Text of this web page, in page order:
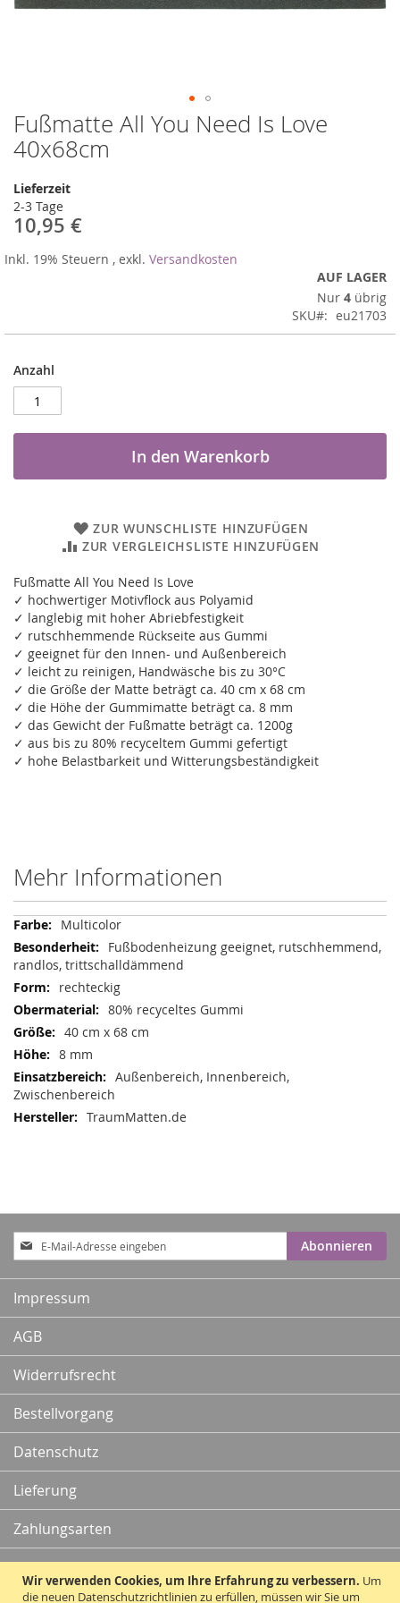
Wir verwenden Cookies, um Ihre Erfahrung zu verbessern. Um
die neuen Datenschutzrichtlinien zu erfüllen, müssen wir Sie um
Fußmatte All You Need Is Love
40x68cm
Lieferzeit
2-3 Tage
10,95 €
Inkl. 19% Steuern , exkl. Versandkosten
AUF LAGER
Nur 4 übrig
SKU
eu21703
Anzahl
In den Warenkorb
ZUR WUNSCHLISTE HINZUFÜGEN
ZUR VERGLEICHSLISTE HINZUFÜGEN
Fußmatte All You Need Is Love
✓ hochwertiger Motivflock aus Polyamid
✓ langlebig mit hoher Abriebfestigkeit
✓ rutschhemmende Rückseite aus Gummi
✓ geeignet für den Innen- und Außenbereich
✓ leicht zu reinigen, Handwäsche bis zu 30°C
✓ die Größe der Matte beträgt ca. 40 cm x 68 cm
✓ die Höhe der Gummimatte beträgt ca. 8 mm
✓ das Gewicht der Fußmatte beträgt ca. 1200g
✓ aus bis zu 80% recyceltem Gummi gefertigt
✓ hohe Belastbarkeit und Witterungsbeständigkeit
Zum
Anfang
der
springen
Mehr Informationen
Mehr
Informationen
Multicolor
Fußbodenheizung geeignet, rutschhemmend,
randlos, trittschalldämmend
rechteckig
80% recyceltes Gummi
40 cm x 68 cm
8 mm
Außenbereich, Innenbereich,
Zwischenbereich
TraumMatten.de
Anmeldung
zum
Newsletter:
Abonnieren
Impressum
AGB
Widerrufsrecht
Bestellvorgang
Datenschutz
Lieferung
Zahlungsarten
Kontakt